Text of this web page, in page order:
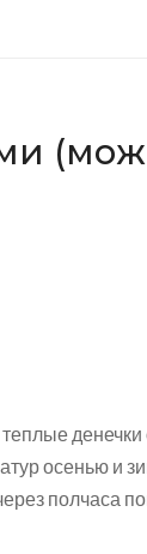
денечки
осенью и
полчаса